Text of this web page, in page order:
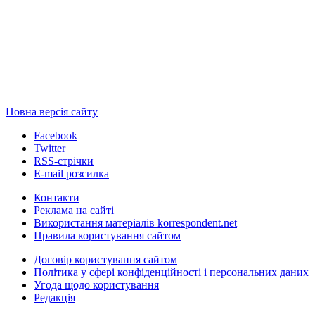
Повна версія сайту
Facebook
Twitter
RSS-стрічки
E-mail розсилка
Контакти
Реклама на сайті
Використання матеріалів korrespondent.net
Правила користування сайтом
Договір користування сайтом
Політика у сфері конфіденційності і персональних даних
Угода щодо користування
Редакція